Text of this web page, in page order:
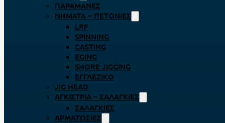
ΠΑΡΑΜΆΝΕΣ
ΝΉΜΑΤΑ – ΠΕΤΟΝΙΈΣ
LRF
SPINNING
CASTING
EGING
SHORE JIGGING
ΕΓΓΛΈΖΙΚΟ
JIG HEAD
ΑΓΚΊΣΤΡΙΑ – ΣΑΛΑΓΚΙΈΣ
ΣΑΛΑΓΚΙΈΣ
ΑΡΜΑΤΩΣΙΈΣ